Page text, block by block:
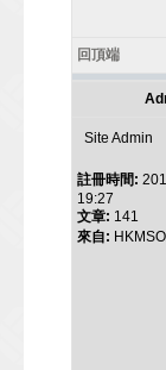
回頂端
Site Admin
註冊時間:
19:27
文章: 141
來自: